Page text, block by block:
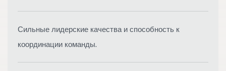
Сильные лидерские качества и способность к
координации команды.